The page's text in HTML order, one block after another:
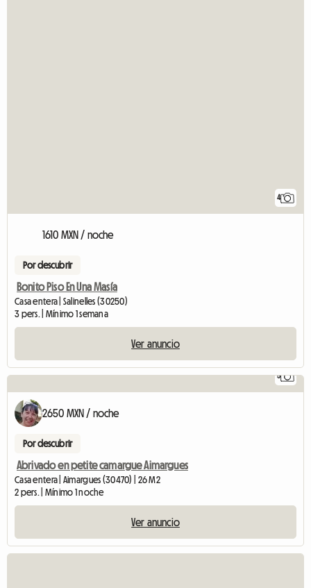
4
1610 MXN / noche
Por descubrir
Bonito Piso En Una Masía
Casa entera | Salinelles (30250)
3 pers. | Mínimo 1 semana
Ver anuncio
5
2650 MXN / noche
Por descubrir
Abrivado en petite camargue Aimargues
Casa entera | Aimargues (30470) | 26 M2
2 pers. | Mínimo 1 noche
Ver anuncio